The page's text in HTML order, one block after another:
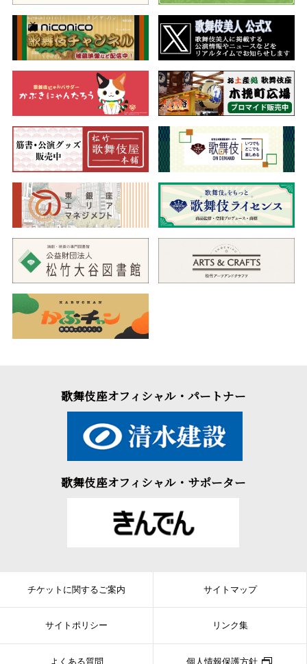
ある善右衛門の別宅。奇病にかかる善右衛門から見初められた清
吉は、十二萬両という小遣いをもらい、さらにひと月に萬両の金
を遣わないと大臣にさせられてしまう。金の遣い道に困った清吉
は、金を遣おうと出かけていくが…。
三世桜田治助による『邯鄲枕物語』は、通称「艪清の夢」とも
いわれるように、艪職人清吉が見た夢物語が展開する作品。大金
の遣い道に困り果てる清吉の姿をユーモアに見せることで、栄枯
は、明治38（1905）年の明治座での上演以来となる珍しい復活上
演。清吉を勤める染五郎をはじめ、それぞれ個性溢れる登場人物
たちが魅せる洒落っ気たっぷりの芝居をお楽しみください。
夜の部
三代猿之助四十八撰の内
（だてのじゅうや
く）
臣仁木弾正。弾正は亡父の無念を晴らすため、当主の足利頼兼を
遊興に仕向け、跡継の鶴千代を毒殺しようと御家横領を企てる。
一方、足利家に仕える絹川与右衛門は、腰元累との不義で手討ち
仙台藩伊達家の御家騒動を題材にした作品の一つに文化
12（1815）年に初演された四世鶴屋南北の『慙紅葉汗顔見勢』が
團十郎が登場人物十役を早替りで勤め大当たりをとりました。
その後、上演が途絶えていた幻の作品を、昭和54（1979）年に
三代目市川猿之助（現・猿翁）が明治座において復活上演したの
が本作です。御家横領を企む仁木弾正の物語を中心に、横軸では
の早替りと宙乗りなどの仕掛けで見せるスペクタクルな趣向は大
と傾城高尾、土手の道哲の三役早替りや二幕目の六役早替りのだ
んまりなど、趣向を凝らしたみどころが続きますが、三幕目の鶴
千代の乳母政岡の我が子千松を犠牲にする悲劇の物語は、この作
歌舞伎座オフィシャル・パートナー
歌舞伎座オフィシャル・サポーター
チケットに関するご案内 サイトマップ
サイトポリシー リンク集
よくある質問 個人情報保護方針